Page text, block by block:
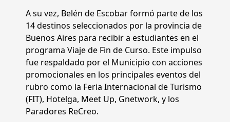
A su vez, Belén de Escobar formó parte de los
14 destinos seleccionados por la provincia de
Buenos Aires para recibir a estudiantes en el
programa Viaje de Fin de Curso. Este impulso
fue respaldado por el Municipio con acciones
promocionales en los principales eventos del
rubro como la Feria Internacional de Turismo
(FIT), Hotelga, Meet Up, Gnetwork, y los
Paradores ReCreo.